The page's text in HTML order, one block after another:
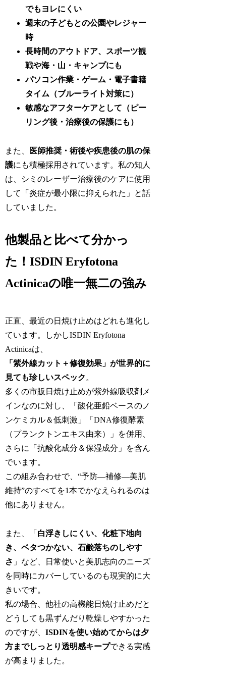
でもヨレにくい
週末の子どもとの公園やレジャー
時
長時間のアウトドア、スポーツ観
戦や海・山・キャンプにも
パソコン作業・ゲーム・電子書籍
タイム（ブルーライト対策に）
敏感なアフターケアとして（ピー
リング後・治療後の保護にも）
また、
医師推奨・術後や疾患後の肌の保
護にも積極採用されています。私の知人
は、シミのレーザー治療後のケアに使用
して「炎症が最小限に抑えられた」と話
していました。
他製品と比べて分かっ
た！ISDIN Eryfotona
Actinicaの唯一無二の強み
正直、最近の日焼け止めはどれも進化し
ています。しかしISDIN Eryfotona
Actinicaは、
「紫外線カット＋修復効果」が世界的に
見ても珍しいスペック 。
多くの市販日焼け止めが紫外線吸収剤メ
インなのに対し、「酸化亜鉛ベースのノ
ンケミカル＆低刺激」「DNA修復酵素
（プランクトンエキス由来）」を併用、
さらに「抗酸化成分＆保湿成分」を含ん
でいます。
この組み合わせで、“予防—補修—美肌
維持”のすべてを1本でかなえられるのは
他にありません。
また、「 白浮きしにくい、化粧下地向
き、ベタつかない、石鹸落ちのしやす
さ 」など、日常使いと美肌志向のニーズ
を同時にカバーしているのも現実的に大
きいです。
私の場合、他社の高機能日焼け止めだと
どうしても黒ずんだり乾燥しやすかった
のですが、ISDINを使い始めてからは夕
方までしっとり透明感キープできる実感
が高まりました。